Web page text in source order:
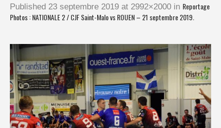
Published 23 septembre 2019 at 2992×2000 in Reportage
Photos : NATIONALE 2 / CJF Saint-Malo vs ROUEN – 21 septembre 2019.